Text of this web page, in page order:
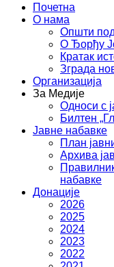
Почетна
О нама
Општи
О Ђорђу
Кратак
Зграда
Организација
За Медије
Односи с
Билтен
Јавне набавке
План
Архива
набавке
Донације
2026
2025
2024
2023
2022